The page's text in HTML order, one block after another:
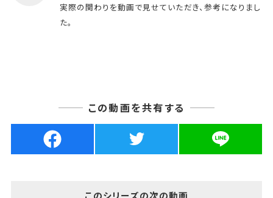
実際の関わりを動画で見せていただき、参考になりまし
た。
この動画を共有する
このシリーズの次の動画